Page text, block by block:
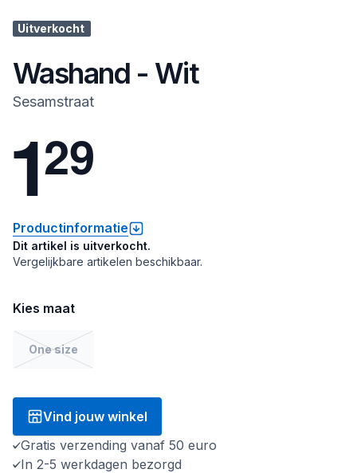
Uitverkocht
Washand - Wit
Sesamstraat
129
Productinformatie
Dit artikel is uitverkocht.
Vergelijkbare artikelen beschikbaar.
Kies maat
One size
Vind jouw winkel
Gratis verzending vanaf 50 euro
In 2-5 werkdagen bezorgd